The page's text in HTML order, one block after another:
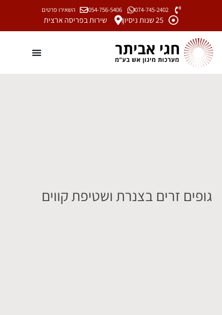
074-745-2402
054-756-5406 השאירו פרטים
25 שנות ניסיון שירות בפריסה ארצית
גופים זרים בצנרת ושטיפת קווים